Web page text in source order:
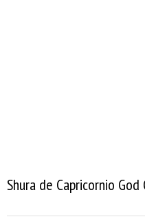
Shura de Capricornio God